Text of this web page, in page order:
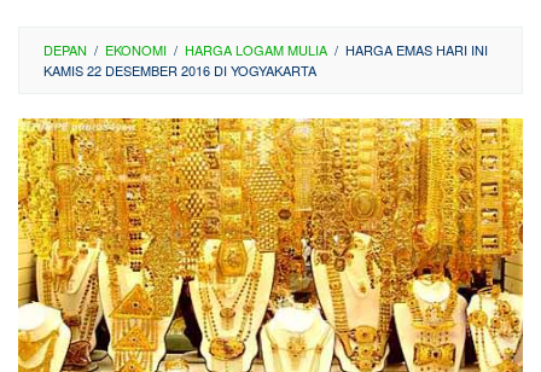
DEPAN / EKONOMI / HARGA LOGAM MULIA / HARGA EMAS HARI INI
KAMIS 22 DESEMBER 2016 DI YOGYAKARTA